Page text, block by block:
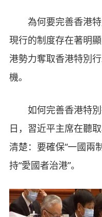
為何要完善香港特
現行的制度存在著明
港勢力奪取香港特別
機。
如何完善香港特別
日，習近平主席在聽
清楚：要確保“一國兩
持“愛國者治港”。